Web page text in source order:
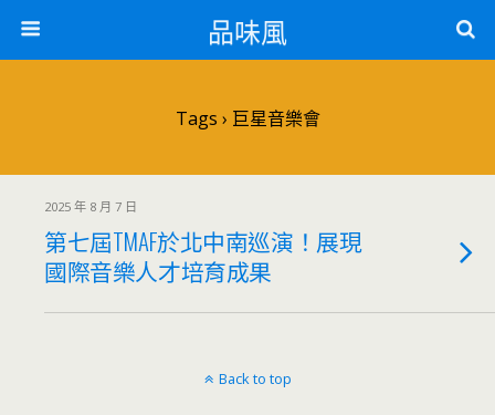
品味風
Tags › 巨星音樂會
2025 年 8 月 7 日
第七屆TMAF於北中南巡演！展現
國際音樂人才培育成果
Back to top